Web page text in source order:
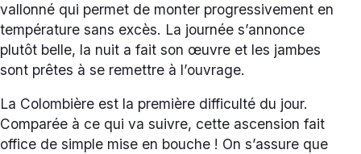
vallonné qui permet de monter progressivement en
température sans excès. La journée s’annonce
plutôt belle, la nuit a fait son œuvre et les jambes
sont prêtes à se remettre à l’ouvrage.
La Colombière est la première difficulté du jour.
Comparée à ce qui va suivre, cette ascension fait
office de simple mise en bouche ! On s’assure que